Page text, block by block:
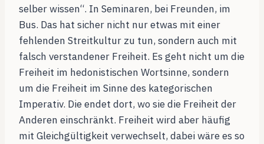
selber wissen“. In Seminaren, bei Freunden, im
Bus. Das hat sicher nicht nur etwas mit einer
fehlenden Streitkultur zu tun, sondern auch mit
falsch verstandener Freiheit. Es geht nicht um die
Freiheit im hedonistischen Wortsinne, sondern
um die Freiheit im Sinne des kategorischen
Imperativ. Die endet dort, wo sie die Freiheit der
Anderen einschränkt. Freiheit wird aber häufig
mit Gleichgültigkeit verwechselt, dabei wäre es so